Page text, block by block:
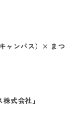
ャンパス）× まつ
式会社」